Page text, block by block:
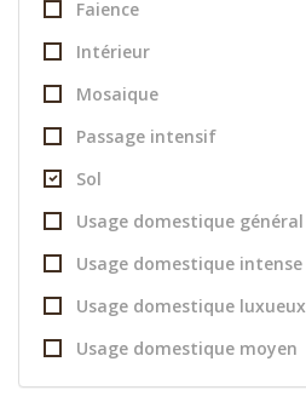
Faience
Intérieur
Mosaique
Passage intensif
Sol
Usage domestique général
Usage domestique intense
Usage domestique luxueux
Usage domestique moyen